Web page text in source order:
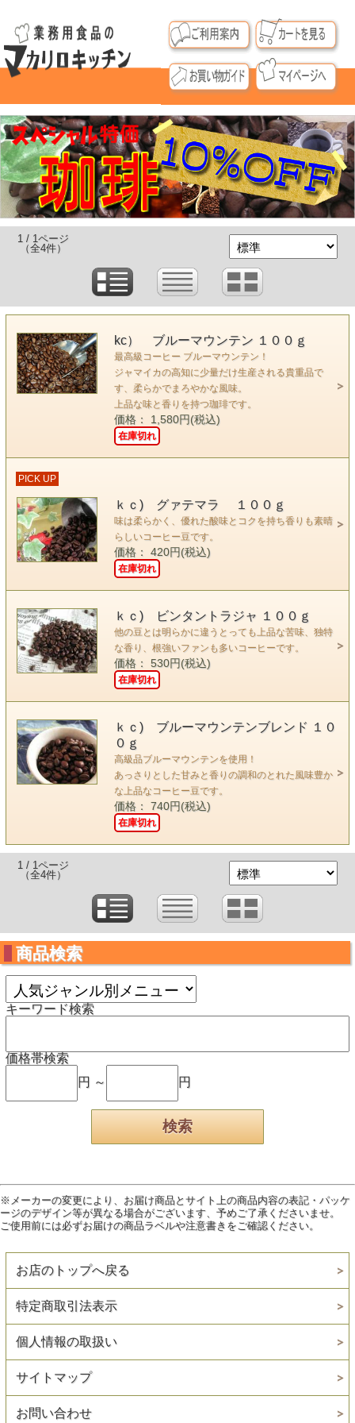
1 / 1ページ
（全4件）
kc） ブルーマウンテン １００ｇ
最高級コーヒー ブルーマウンテン！
ジャマイカの高知に少量だけ生産される貴重品で
す、柔らかでまろやかな風味。
上品な味と香りを持つ珈琲です。
価格： 1,580円(税込)
在庫切れ
PICK UP
ｋｃ) グァテマラ １００ｇ
味は柔らかく、優れた酸味とコクを持ち香りも素晴
らしいコーヒー豆です。
価格： 420円(税込)
在庫切れ
ｋｃ) ビンタントラジャ １００ｇ
他の豆とは明らかに違うとっても上品な苦味、独特
な香り、根強いファンも多いコーヒーです。
価格： 530円(税込)
在庫切れ
ｋｃ) ブルーマウンテンブレンド １０
０ｇ
高級品ブルーマウンテンを使用！
あっさりとした甘みと香りの調和のとれた風味豊か
な上品なコーヒー豆です。
価格： 740円(税込)
在庫切れ
1 / 1ページ
（全4件）
商品検索
キーワード検索
価格帯検索
円 ～
円
※メーカーの変更により、お届け商品とサイト上の商品内容の表記・パッケ
ージのデザイン等が異なる場合がございます、予めご了承くださいませ。
ご使用前には必ずお届けの商品ラベルや注意書きをご確認ください。
お店のトップへ戻る
特定商取引法表示
個人情報の取扱い
サイトマップ
お問い合わせ